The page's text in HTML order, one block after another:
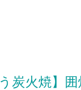
炭火焼】